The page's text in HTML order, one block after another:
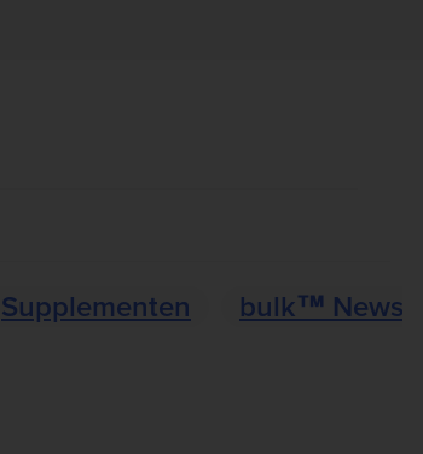
Supplementen bulk™ News